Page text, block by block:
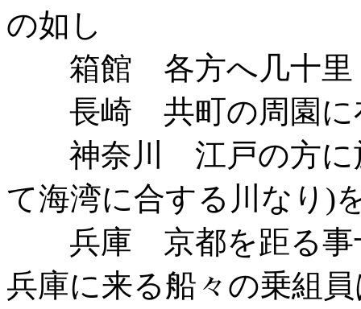
の如し
箱館 各方へ几十里
長崎 共町の周園に
神奈川 江戸の方に於
て海湾に合する川なり)
兵庫 京都を距る事
兵庫に来る船々の乗組